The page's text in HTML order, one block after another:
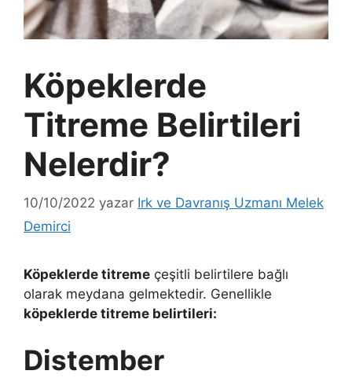
Köpeklerde
Titreme Belirtileri
Nelerdir?
10/10/2022 yazar Irk ve Davranış Uzmanı Melek
Demirci
Köpeklerde titreme çeşitli belirtilere bağlı
olarak meydana gelmektedir. Genellikle
köpeklerde titreme belirtileri:
Distember